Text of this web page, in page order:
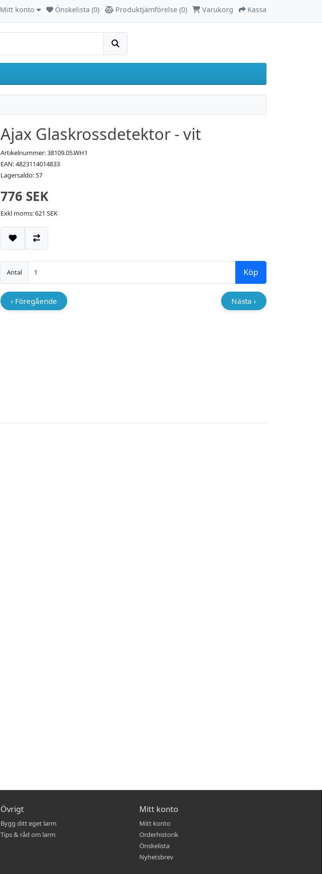
Mitt konto
Mitt konto Önskelista (0) Produktjämförelse (0) Varukorg Kassa
Sök
Ajax Glaskrossdetektor - vit
Artikelnummer: 38109.05.WH1
EAN: 4823114014833
Lagersaldo: 57
776 SEK
Exkl moms: 621 SEK
Lägg till i önskelistan
Jämför
Antal Köp
‹ Föregående Nästa ›
Övrigt
Bygg ditt eget larm
Tips & råd om larm
Mitt konto
Mitt konto
Orderhistorik
Önskelista
Nyhetsbrev